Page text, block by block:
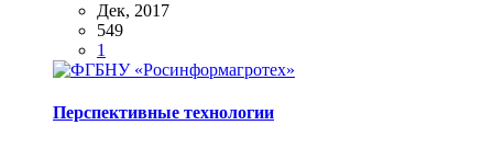
Дек, 2017
549
1
Перспективные технологии